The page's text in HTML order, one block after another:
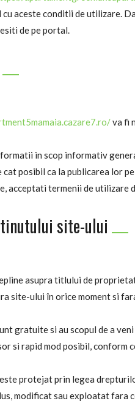
aceste conditii de utilizare.
de pe portal.
va fi
in scop informativ
cat posibil ca la publicarea lor
acceptati termenii de utilizare
site-ului
asupra titlului de
site-ului în orice moment si
gratuite si au scopul de a
si rapid mod posibil, conform
este protejat prin legea
modificat sau exploatat